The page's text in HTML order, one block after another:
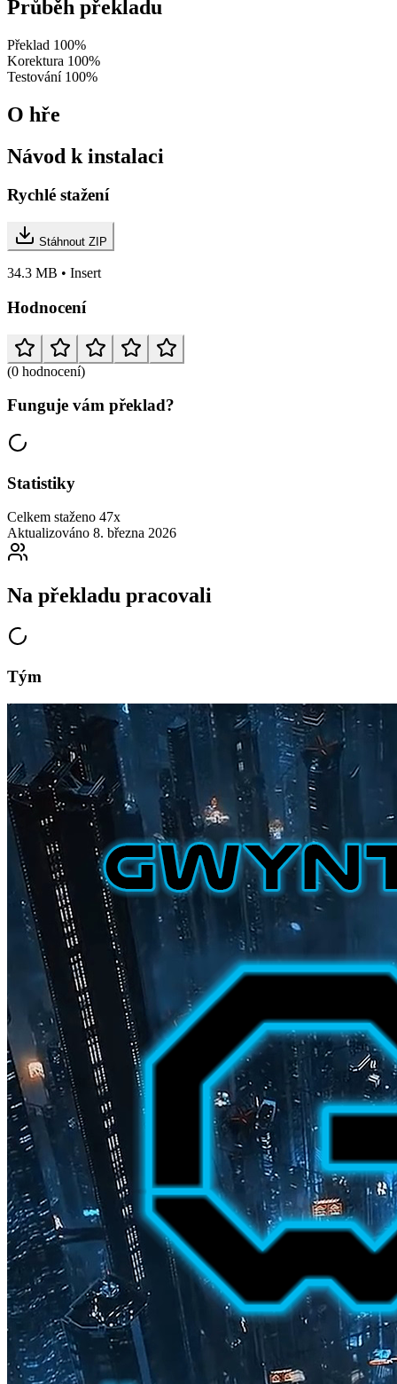
Průběh překladu
Překlad 100%
Korektura 100%
Testování 100%
O hře
Návod k instalaci
Rychlé stažení
Stáhnout ZIP
34.3 MB • Insert
Hodnocení
(0 hodnocení)
Funguje vám překlad?
Statistiky
Celkem staženo 47x
Aktualizováno 8. března 2026
Na překladu pracovali
Tým